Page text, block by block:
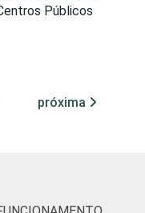
Públicos
próxima